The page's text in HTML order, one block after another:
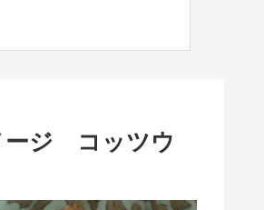
ジ コッツウ